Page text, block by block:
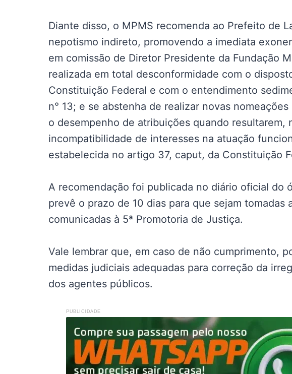
Diante disso, o MPMS recomenda ao Prefeito de
nepotismo indireto, promovendo a imediata
em comissão de Diretor Presidente da Fundação
realizada em total desconformidade com o
Constituição Federal e com o entendimento
n° 13; e se abstenha de realizar novas
o desempenho de atribuições quando resultarem,
incompatibilidade de interesses na atuação
estabelecida no artigo 37, caput, da Constituição
A recomendação foi publicada no diário oficial do
prevê o prazo de 10 dias para que sejam tomadas
comunicadas à 5ª Promotoria de Justiça.
Vale lembrar que, em caso de não cumprimento,
medidas judiciais adequadas para correção da
dos agentes públicos.
PUBLICIDADE